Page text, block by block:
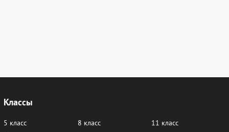
Классы
5 класс
8 класс
11 класс